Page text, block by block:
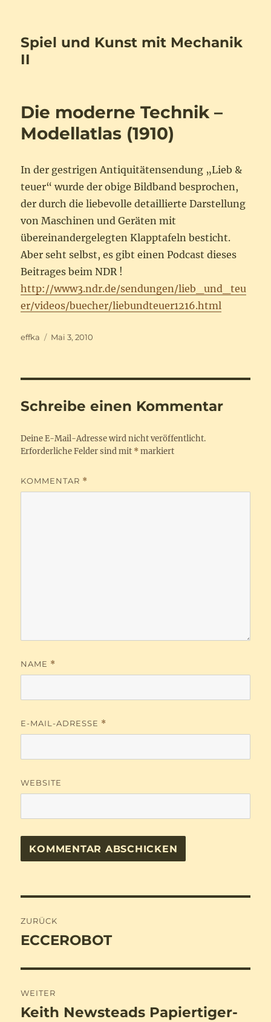
Spiel und Kunst mit Mechanik
II
Die moderne Technik –
Modellatlas (1910)
In der gestrigen Antiquitätensendung „Lieb &
teuer“ wurde der obige Bildband besprochen,
der durch die liebevolle detaillierte Darstellung
von Maschinen und Geräten mit
übereinandergelegten Klapptafeln besticht.
Aber seht selbst, es gibt einen Podcast dieses
Beitrages beim NDR !
http://www3.ndr.de/sendungen/lieb_und_teu
er/videos/buecher/liebundteuer1216.html
Autor
effka
Veröffentlicht
Mai 3, 2010
Schreibe einen Kommentar
Deine E-Mail-Adresse wird nicht veröffentlicht.
Erforderliche Felder sind mit * markiert
KOMMENTAR *
NAME *
E-MAIL-ADRESSE *
WEBSITE
ZURÜCK
Vorheriger
ECCEROBOT
WEITER
Nächster
Keith Newsteads Papiertiger-